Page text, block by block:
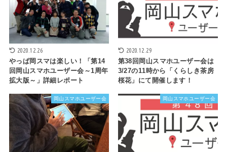
2020.12.26
やっぱ岡スマは楽しい！「第14
回岡山スマホユーザー会～1周年
拡大版～」詳細レポート
2020.12.29
第38回岡山スマホユーザー会は
3/27の11時から「くらしき茶房
桜花」にて開催します！
岡山スマホユーザー会 岡山スマホユーザー会